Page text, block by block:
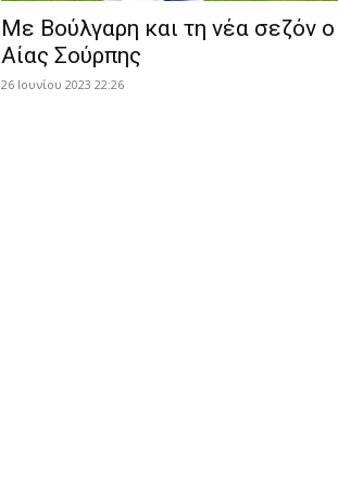
Με Βούλγαρη και τη νέα σεζόν ο
Αίας Σούρπης
26 Ιουνίου 2023 22:26